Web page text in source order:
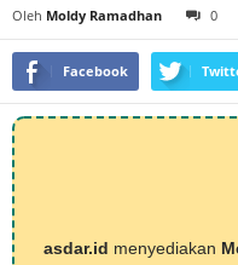
Oleh Moldy Ramadhan 0
Facebook
asdar.id menyediakan